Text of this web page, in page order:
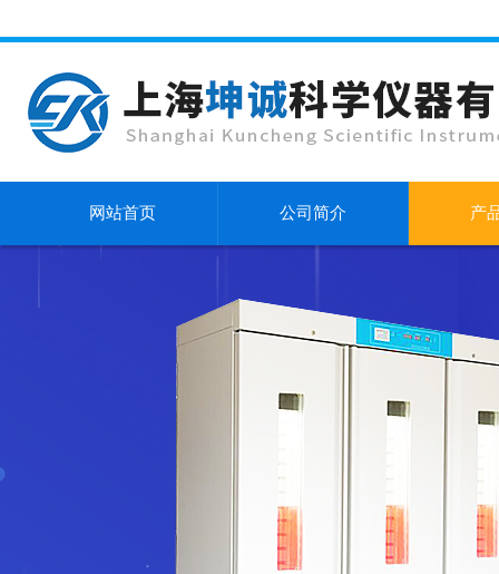
网站首页 公司简介 产